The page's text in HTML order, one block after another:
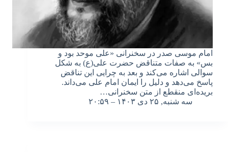
امام موسی صدر در سخنرانی «علی موحد بود و
بس» به صفات متناقض حضرت علی(ع) به شکل
سوالی اشاره می‌کند و بعد به چرایی این تناقض
پاسخ می‌دهد و دلیل را ایمان امام علی می‌داند.
بریده‌ای منقطع از متن سخنرانی…
سه شنبه, ۲۵ دی ۱۴۰۳ – ۲۰:۵۹